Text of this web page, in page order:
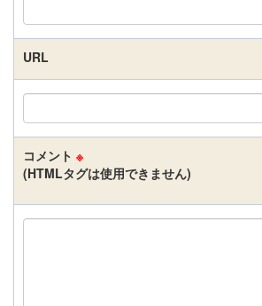
URL
コメント ※
(HTMLタグは使用できません)